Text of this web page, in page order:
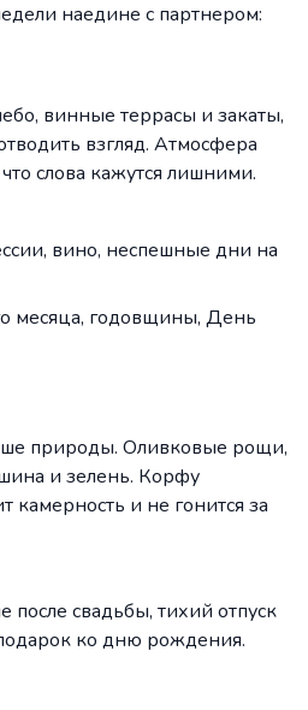
наедине с партнером:
винные террасы и закаты,
взгляд. Атмосфера
слова кажутся лишними.
вино, неспешные дни на
месяца, годовщины, День
природы. Оливковые рощи,
и зелень. Корфу
камерность и не гонится за
после свадьбы, тихий отпуск
ко дню рождения.